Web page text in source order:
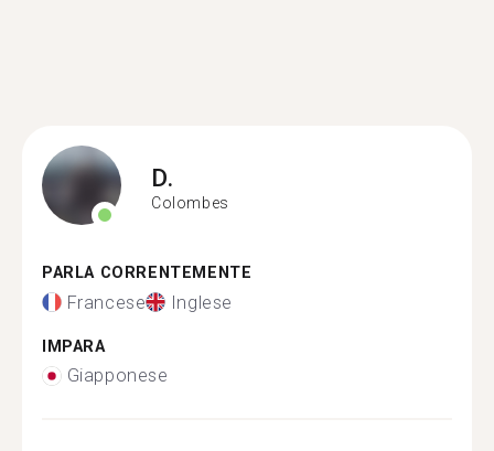
D.
Colombes
PARLA CORRENTEMENTE
Francese Inglese
IMPARA
Giapponese